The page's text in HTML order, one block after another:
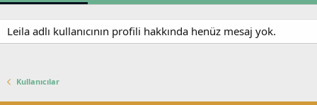
Leila adlı kullanıcının profili hakkında henüz mesaj yok.
Kullanıcılar